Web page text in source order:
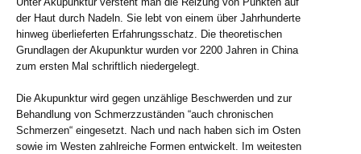
der Haut durch Nadeln. Sie lebt von einem über Jahrhunderte
hinweg überlieferten Erfahrungsschatz. Die theoretischen
Grundlagen der Akupunktur wurden vor 2200 Jahren in China
zum ersten Mal schriftlich niedergelegt.
Die Akupunktur wird gegen unzählige Beschwerden und zur
Behandlung von Schmerzzuständen “auch chronischen
Schmerzen“ eingesetzt. Nach und nach haben sich im Osten
sowie im Westen zahlreiche Formen entwickelt. Im weitesten